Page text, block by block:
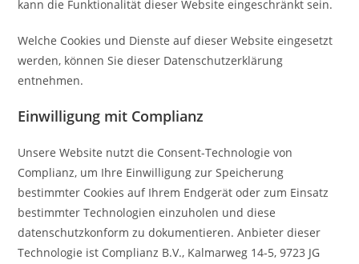
kann die Funktionalität dieser Website eingeschränkt sein.
Welche Cookies und Dienste auf dieser Website eingesetzt
werden, können Sie dieser Datenschutzerklärung
entnehmen.
Einwilligung mit Complianz
Unsere Website nutzt die Consent-Technologie von
Complianz, um Ihre Einwilligung zur Speicherung
bestimmter Cookies auf Ihrem Endgerät oder zum Einsatz
bestimmter Technologien einzuholen und diese
datenschutzkonform zu dokumentieren. Anbieter dieser
Technologie ist Complianz B.V., Kalmarweg 14-5, 9723 JG